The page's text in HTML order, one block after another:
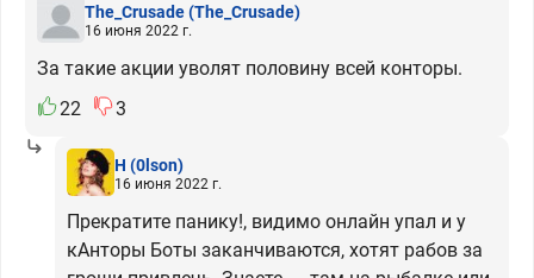
The_Crusade(The_Crusade)
16 июня 2022 г.
За такие акции уволят половину всей конторы.
22
3
H (0lson)
16 июня 2022 г.
Прекратите панику!, видимо онлайн упал и у
кАнторы Боты заканчиваются, хотят рабов за